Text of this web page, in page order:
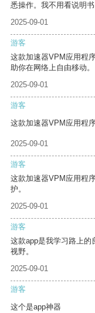
悉操作。我不用看说明
2025-09-01
游客
这款加速器VPM应用程
助你在网络上自由移动。
2025-09-01
游客
这款加速器VPM应用程
2025-09-01
游客
这款加速器VPM应用程
护。
2025-09-01
游客
这款app是我学习路上的
视野。
2025-09-01
游客
这个是app神器